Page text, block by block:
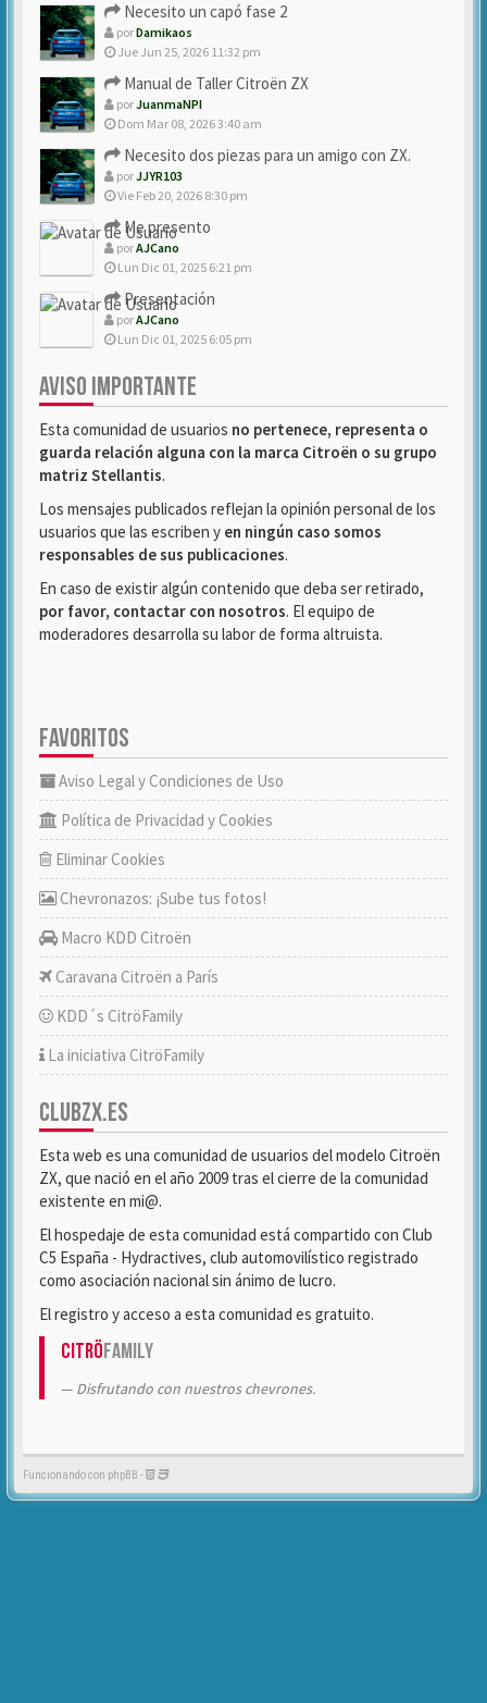
Necesito un capó fase 2
porDamikaos
Jue Jun 25, 2026 11:32 pm
Manual de Taller Citroën ZX
porJuanmaNPI
Dom Mar 08, 2026 3:40 am
Necesito dos piezas para un amigo con ZX.
porJJYR103
Vie Feb 20, 2026 8:30 pm
Me presento
porAJCano
Lun Dic 01, 2025 6:21 pm
Presentación
porAJCano
Lun Dic 01, 2025 6:05 pm
AVISO IMPORTANTE
Esta comunidad de usuarios no pertenece, representa o
guarda relación alguna con la marca Citroën o su grupo
matriz Stellantis.
Los mensajes publicados reflejan la opinión personal de los
usuarios que las escriben y en ningún caso somos
responsables de sus publicaciones.
En caso de existir algún contenido que deba ser retirado,
por favor, contactar con nosotros. El equipo de
moderadores desarrolla su labor de forma altruista.
FAVORITOS
Aviso Legal y Condiciones de Uso
Política de Privacidad y Cookies
Eliminar Cookies
Chevronazos: ¡Sube tus fotos!
Macro KDD Citroën
Caravana Citroën a París
KDD´s CitröFamily
La iniciativa CitröFamily
CLUBZX.ES
Esta web es una comunidad de usuarios del modelo Citroën
ZX, que nació en el año 2009 tras el cierre de la comunidad
existente en mi@.
El hospedaje de esta comunidad está compartido con Club
C5 España - Hydractives, club automovilístico registrado
como asociación nacional sin ánimo de lucro.
El registro y acceso a esta comunidad es gratuito.
CitröFamily
Disfrutando con nuestros chevrones.
Funcionando con phpBB -